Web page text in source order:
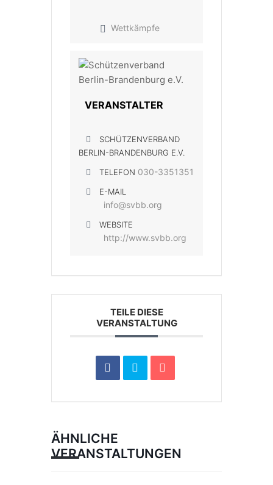
Wettkämpfe
VERANSTALTER
SCHÜTZENVERBAND
BERLIN-BRANDENBURG E.V.
TELEFON 030-3351351
E-MAIL
info@svbb.org
WEBSITE
http://www.svbb.org
TEILE DIESE
VERANSTALTUNG
ÄHNLICHE
VERANSTALTUNGEN